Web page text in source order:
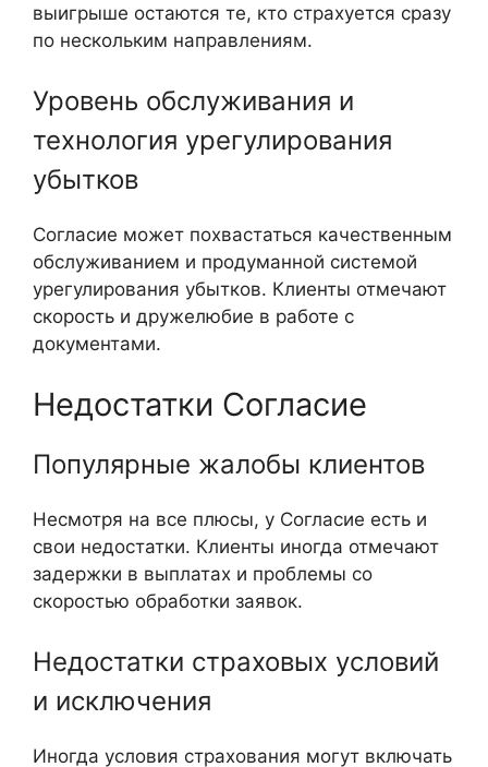
выигрыше остаются те, кто страхуется сразу
по нескольким направлениям.
Уровень обслуживания и
технология урегулирования
убытков
Согласие может похвастаться качественным
обслуживанием и продуманной системой
урегулирования убытков. Клиенты отмечают
скорость и дружелюбие в работе с
документами.
Недостатки Согласие
Популярные жалобы клиентов
Несмотря на все плюсы, у Согласие есть и
свои недостатки. Клиенты иногда отмечают
задержки в выплатах и проблемы со
скоростью обработки заявок.
Недостатки страховых условий
и исключения
Иногда условия страхования могут включать